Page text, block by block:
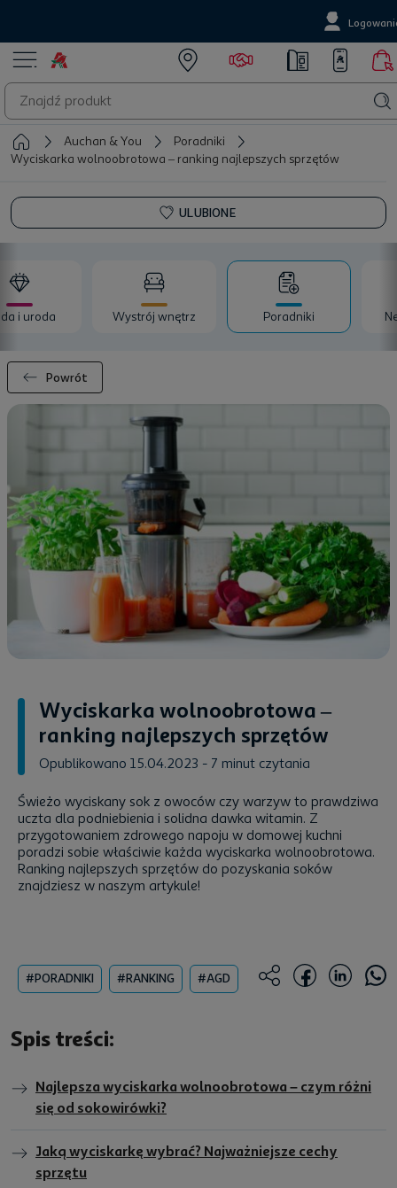
Auchan & You
Poradniki
Wyciskarka wolnoobrotowa – ranking najlepszych sprzętów
ULUBIONE
i uroda Wystrój wnętrz Poradniki
Powrót
Wyciskarka wolnoobrotowa –
ranking najlepszych sprzętów
Opublikowano 15.04.2023 - 7 minut czytania
Świeżo wyciskany sok z owoców czy warzyw to prawdziwa
uczta dla podniebienia i solidna dawka witamin. Z
przygotowaniem zdrowego napoju w domowej kuchni
poradzi sobie właściwie każda wyciskarka wolnoobrotowa.
Ranking najlepszych sprzętów do pozyskania soków
znajdziesz w naszym artykule!
#PORADNIKI #RANKING #AGD
Spis treści:
Najlepsza wyciskarka wolnoobrotowa – czym różni
się od sokowirówki?
Jaką wyciskarkę wybrać? Najważniejsze cechy
sprzętu